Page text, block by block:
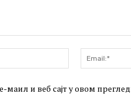
Ime:*
е-маил и веб сајт у овом